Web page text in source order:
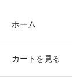
ホーム
カートを見る